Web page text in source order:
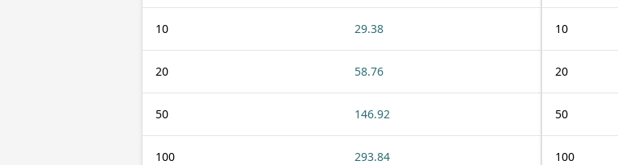
10 29.38
20 58.76
50 146.92
100 293.84
10
20
50
100